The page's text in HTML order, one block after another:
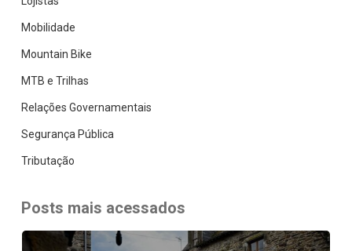
Mobilidade
Mountain Bike
MTB e Trilhas
Relações Governamentais
Segurança Pública
Tributação
Posts mais acessados